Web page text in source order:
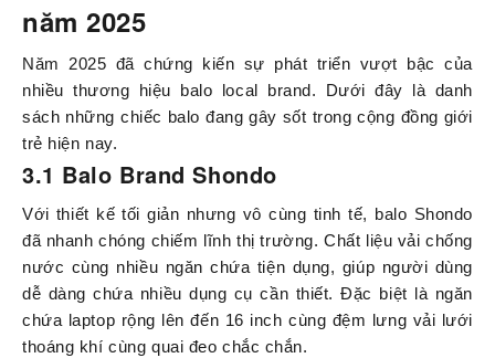
năm 2025
Năm 2025 đã chứng kiến sự phát triển vượt bậc của
nhiều thương hiệu balo local brand. Dưới đây là danh
sách những chiếc balo đang gây sốt trong cộng đồng giới
trẻ hiện nay.
3.1 Balo Brand Shondo
Với thiết kế tối giản nhưng vô cùng tinh tế, balo Shondo
đã nhanh chóng chiếm lĩnh thị trường. Chất liệu vải chống
nước cùng nhiều ngăn chứa tiện dụng, giúp người dùng
dễ dàng chứa nhiều dụng cụ cần thiết. Đặc biệt là ngăn
chứa laptop rộng lên đến 16 inch cùng đệm lưng vải lưới
thoáng khí cùng quai đeo chắc chắn.